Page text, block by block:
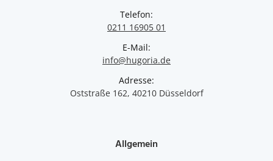
Telefon:
0211 16905 01
E-Mail:
info@hugoria.de
Adresse:
Oststraße 162, 40210 Düsseldorf
Allgemein